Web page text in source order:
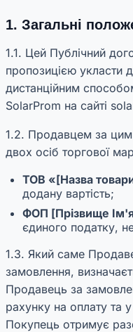
1. Загальні
1.1. Цей Публічний
пропозицією укласти
дистанційним
SolarProm на сайті
1.2. Продавцем за
двох осіб торгової
ТОВ «[Назва
додану вартість;
ФОП [Прізвище
єдиного податку,
1.3. Який саме
замовлення,
Продавець за
рахунку на оплату та
Покупець отримує